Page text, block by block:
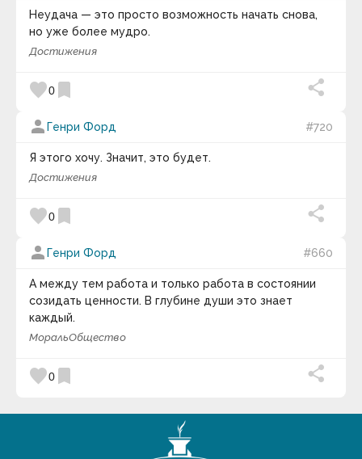
Брюс Якоски
Будда
Букер Талиафер
Вазовская И.Н.
Валентина Захарова Скворцова
Валентина-Софи
Валерий Александрович Куринский
Василий Сухомлинский
Вашингтон Ирвинг
Вергилий
Веслав Брудзиньский
Вивекананда
Виген Оганян
Викентий Викентьевич Вересаев
Викрамачарита
Виктор Амбарцумян
Виктор Гюго
Виктор Франкл
Неудача — это просто возможность начать снова,
но уже более мудро.
Достижения
favorite0 bookmark
person Генри Форд #720
Я этого хочу. Значит, это будет.
Достижения
favorite0 bookmark
person Генри Форд #660
А между тем работа и только работа в состоянии
созидать ценности. В глубине души это знает
каждый.
МоральОбщество
favorite0 bookmark